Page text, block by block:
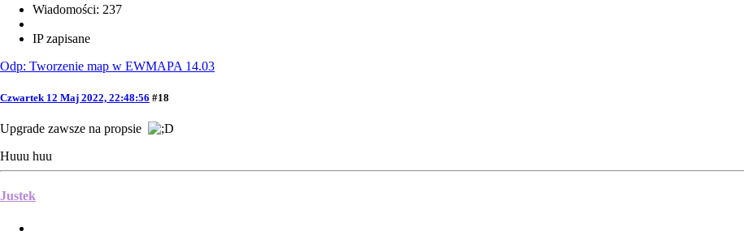
Wiadomości: 237
IP zapisane
Odp: Tworzenie map w EWMAPA 14.03
Czwartek 12 Maj 2022, 22:48:56 #18
Upgrade zawsze na propsie
Huuu huu
Justek